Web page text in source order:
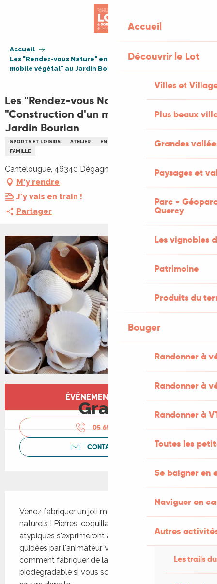
Accueil
Découvrir le Lot
Villes et
Plus beaux
Grandes
Paysages et
Parc -
Quercy
Les vignobles
Patrimoine
Produits du
Bouger
Randonner à
Randonner à
Randonner à
Toutes les
Se baigner en
Naviguer en
Autres
Les trails
Accueil
Les "Rendez-vous Nature" en famille : "Construction d'un
mobile végétal" au Jardin Bourian
Les "Rendez-vous Nature" en famille :
"Construction d'un mobile végétal" au
Jardin Bourian
SPORTS ET LOISIRS ATELIER ENFANTS
ENVIRONNEMENT
FAMILLE
Cantelougue, 46340 Dégagnac
M'y rendre
J'y vais en train !
Partager
Ouverture et coordonnées
ÉVÉNEMENT TERMINÉ
Gratuit
05 65 27 52
CONTACTEZ-NOUS
Venez fabriquer un joli mobile avec des matériaux
naturels ! Pierres, coquillages et morceaux de bois
atypiques s'exprimeront à travers vos mains
guidées par l'animateur. Vous découvrirez aussi
comment fabriquer de la ficelle entièrement
biodégradable si vous souhaitez laisser votre